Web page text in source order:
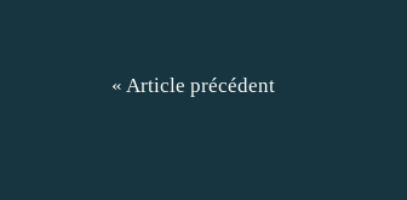
« Article précédent